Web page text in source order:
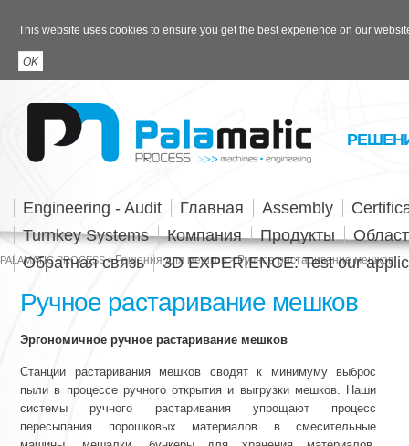
This website uses cookies to ensure you get the best experience on our
Ручное растаривание мешков
Эргономичное ручное растаривание мешков
Станции растаривания мешков сводят к минимуму выброс
пыли в процессе ручного открытия и выгрузки мешков. Наши
системы ручного растаривания упрощают процесс
пересыпания порошковых материалов в смесительные
PALAMATIC PROCESS Решения для мешков Ручное растаривание мешков
Engineering - Audit Главная Assembly
Turnkey Systems
Компания Продукты
Обратная связь
3D EXPERIENCE: Test our